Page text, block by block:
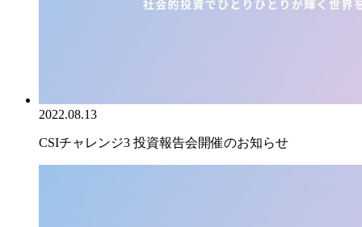
2022.08.13
CSIチャレンジ3 投資報告会開催のお知らせ